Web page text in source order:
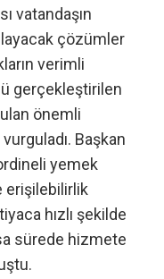
vatandaşın
çözümler
verimli
gerçekleştirilen
önemli
Başkan
yemek
erişilebilirlik
hızlı şekilde
sürede hizmete